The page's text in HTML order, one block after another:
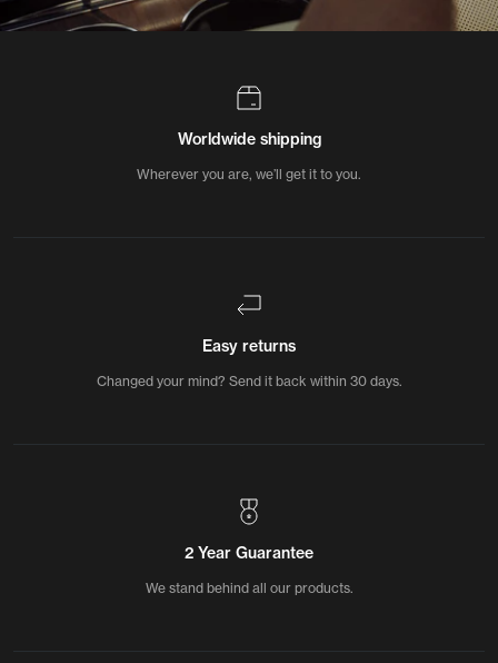
Worldwide shipping
Wherever you are, we’ll get it to you.
Easy returns
Changed your mind? Send it back within 30 days.
2 Year Guarantee
We stand behind all our products.